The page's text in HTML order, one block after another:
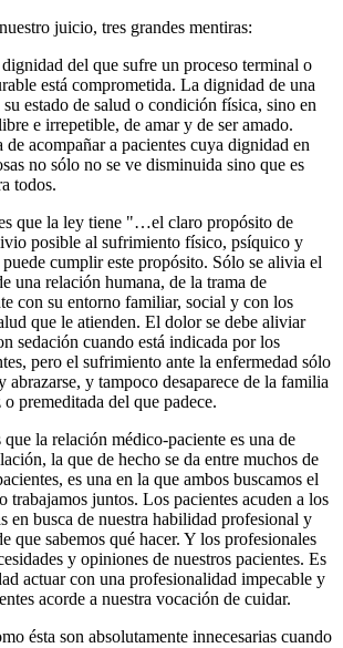
juicio, tres grandes mentiras:
del que sufre un proceso terminal o
está comprometida. La dignidad de una
estado de salud o condición física, sino en
e irrepetible, de amar y de ser amado.
de acompañar a pacientes cuya dignidad en
no sólo no se ve disminuida sino que es
todos.
que la ley tiene "…el claro propósito de
posible al sufrimiento físico, psíquico y
cumplir este propósito. Sólo se alivia el
una relación humana, de la trama de
con su entorno familiar, social y con los
que le atienden. El dolor se debe aliviar
sedación cuando está indicada por los
pero el sufrimiento ante la enfermedad sólo
abrazarse, y tampoco desaparece de la familia
premeditada del que padece.
la relación médico-paciente es una de
la que de hecho se da entre muchos de
es una en la que ambos buscamos el
trabajamos juntos. Los pacientes acuden a los
en busca de nuestra habilidad profesional y
que sabemos qué hacer. Y los profesionales
y opiniones de nuestros pacientes. Es
actuar con una profesionalidad impecable y
acorde a nuestra vocación de cuidar.
ésta son absolutamente innecesarias cuando